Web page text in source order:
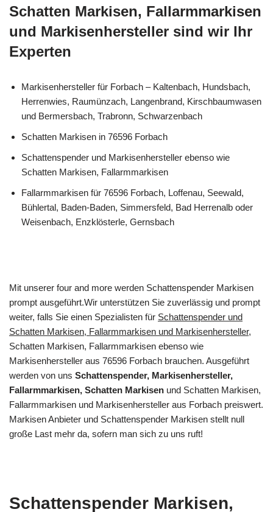
Schatten Markisen, Fallarmmarkisen
und Markisenhersteller sind wir Ihr
Experten
Markisenhersteller für Forbach – Kaltenbach, Hundsbach,
Herrenwies, Raumünzach, Langenbrand, Kirschbaumwasen
und Bermersbach, Trabronn, Schwarzenbach
Schatten Markisen in 76596 Forbach
Schattenspender und Markisenhersteller ebenso wie
Schatten Markisen, Fallarmmarkisen
Fallarmmarkisen für 76596 Forbach, Loffenau, Seewald,
Bühlertal, Baden-Baden, Simmersfeld, Bad Herrenalb oder
Weisenbach, Enzklösterle, Gernsbach
Mit unserer four and more werden Schattenspender Markisen
prompt ausgeführt.Wir unterstützen Sie zuverlässig und prompt
weiter, falls Sie einen Spezialisten für Schattenspender und
Schatten Markisen, Fallarmmarkisen und Markisenhersteller,
Schatten Markisen, Fallarmmarkisen ebenso wie
Markisenhersteller aus 76596 Forbach brauchen. Ausgeführt
werden von uns Schattenspender, Markisenhersteller,
Fallarmmarkisen, Schatten Markisen und Schatten Markisen,
Fallarmmarkisen und Markisenhersteller aus Forbach preiswert.
Markisen Anbieter und Schattenspender Markisen stellt null
große Last mehr da, sofern man sich zu uns ruft!
Schattenspender Markisen,